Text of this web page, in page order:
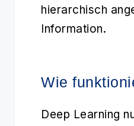
hierarchisch
Information.
Wie
Deep Learning